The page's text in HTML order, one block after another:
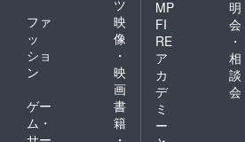
ツ
ファ
ッ
ショ
ン
映
像
・
映
画
ゲー
ム・
書
籍
MP
FI
RE
ア
カ
デ
ミ
ー
明
会
・
相
談
会